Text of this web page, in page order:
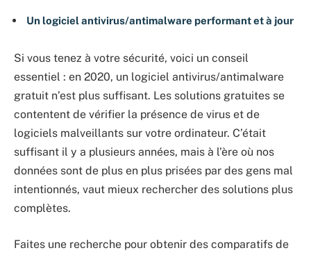
Un logiciel antivirus/antimalware performant et à jour
Si vous tenez à votre sécurité, voici un conseil
essentiel : en 2020, un logiciel antivirus/antimalware
gratuit n’est plus suffisant. Les solutions gratuites se
contentent de vérifier la présence de virus et de
logiciels malveillants sur votre ordinateur. C’était
suffisant il y a plusieurs années, mais à l’ère où nos
données sont de plus en plus prisées par des gens mal
intentionnés, vaut mieux rechercher des solutions plus
complètes.
Faites une recherche pour obtenir des comparatifs de